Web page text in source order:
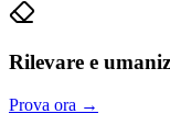
Rilevare e
Prova ora →